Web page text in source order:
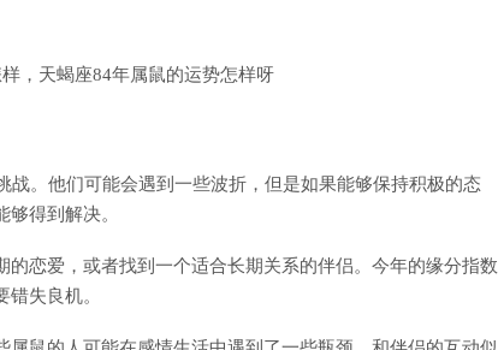
。他们可能会遇到一些波折，但是如果能够保持积极的态
得到解决。
恋爱，或者找到一个适合长期关系的伴侣。今年的缘分指数
失良机。